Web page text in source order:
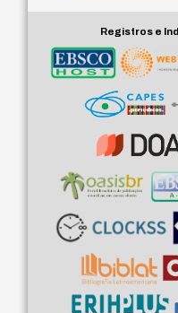
Registros e